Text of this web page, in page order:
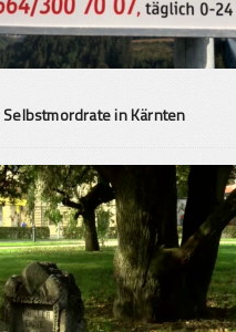
in Kärnten